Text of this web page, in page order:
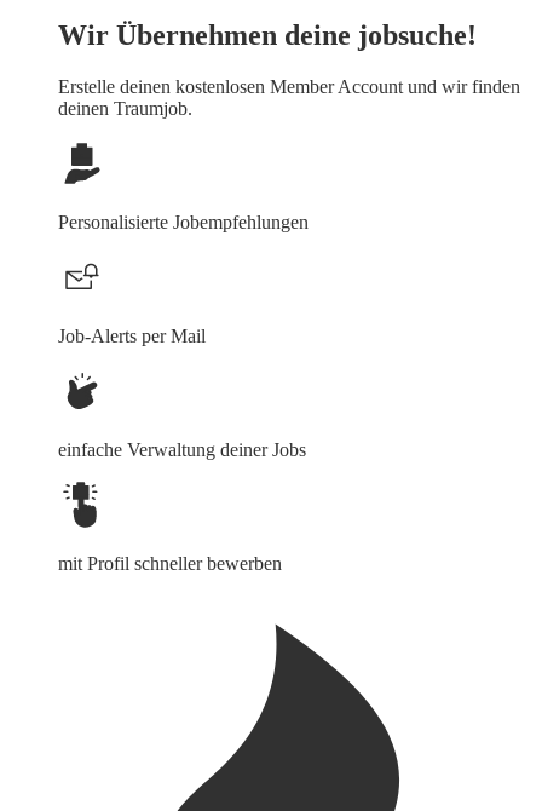
Wir Übernehmen deine jobsuche!
Erstelle deinen kostenlosen Member Account und wir finden
deinen Traumjob.
Personalisierte Jobempfehlungen
Job-Alerts per Mail
einfache Verwaltung deiner Jobs
mit Profil schneller bewerben